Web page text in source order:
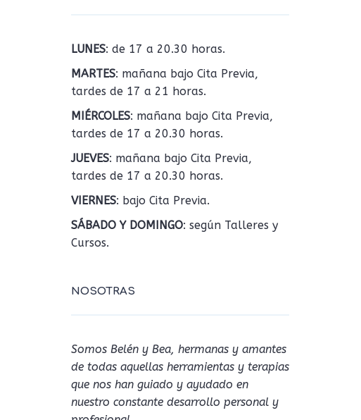
LUNES: de 17 a 20.30 horas.
MARTES: mañana bajo Cita Previa,
tardes de 17 a 21 horas.
MIÉRCOLES: mañana bajo Cita Previa,
tardes de 17 a 20.30 horas.
JUEVES: mañana bajo Cita Previa,
tardes de 17 a 20.30 horas.
VIERNES: bajo Cita Previa.
SÁBADO Y DOMINGO: según Talleres y
Cursos.
NOSOTRAS
Somos Belén y Bea, hermanas y amantes
de todas aquellas herramientas y terapias
que nos han guiado y ayudado en
nuestro constante desarrollo personal y